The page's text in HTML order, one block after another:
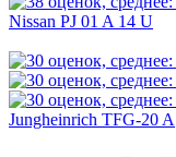
Nissan PJ 01 A 14 U
Jungheinrich TFG-20 A